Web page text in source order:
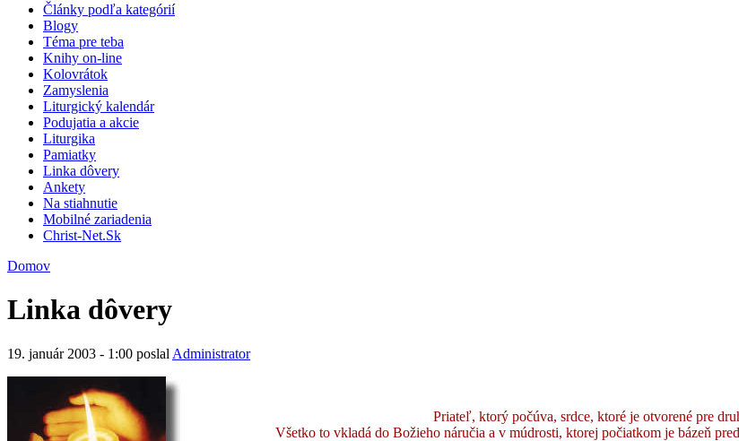
Články podľa kategórií
Blogy
Téma pre teba
Knihy on-line
Kolovrátok
Zamyslenia
Liturgický kalendár
Podujatia a akcie
Liturgika
Pamiatky
Linka dôvery
Ankety
Na stiahnutie
Mobilné zariadenia
Christ-Net.Sk
Domov
Linka dôvery
19. január 2003 - 1:00 poslal Administrator
Priateľ, ktorý počúva, srdce, ktoré je otvorené pre
Všetko to vkladá do Božieho náručia a v múdrosti, ktorej počiatkom je bázeň